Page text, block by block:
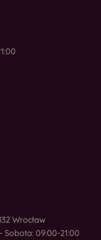
Wrocław
Sobota: 09:00-21:00